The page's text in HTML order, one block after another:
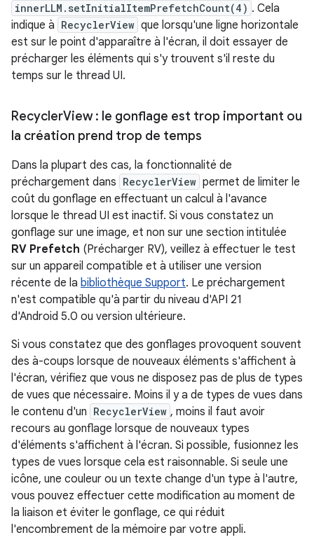
innerLLM.setInitialItemPrefetchCount(4) . Cela
indique à RecyclerView que lorsqu'une ligne horizontale
est sur le point d'apparaître à l'écran, il doit essayer de
précharger les éléments qui s'y trouvent s'il reste du
temps sur le thread UI.
RecyclerView : le gonflage est trop important ou
la création prend trop de temps
Dans la plupart des cas, la fonctionnalité de
préchargement dans RecyclerView permet de limiter le
coût du gonflage en effectuant un calcul à l'avance
lorsque le thread UI est inactif. Si vous constatez un
gonflage sur une image, et non sur une section intitulée
RV Prefetch (Précharger RV), veillez à effectuer le test
sur un appareil compatible et à utiliser une version
récente de la bibliothèque Support. Le préchargement
n'est compatible qu'à partir du niveau d'API 21
d'Android 5.0 ou version ultérieure.
Si vous constatez que des gonflages provoquent souvent
des à-coups lorsque de nouveaux éléments s'affichent à
l'écran, vérifiez que vous ne disposez pas de plus de types
de vues que nécessaire. Moins il y a de types de vues dans
le contenu d'un RecyclerView , moins il faut avoir
recours au gonflage lorsque de nouveaux types
d'éléments s'affichent à l'écran. Si possible, fusionnez les
types de vues lorsque cela est raisonnable. Si seule une
icône, une couleur ou un texte change d'un type à l'autre,
vous pouvez effectuer cette modification au moment de
la liaison et éviter le gonflage, ce qui réduit
l'encombrement de la mémoire par votre appli.